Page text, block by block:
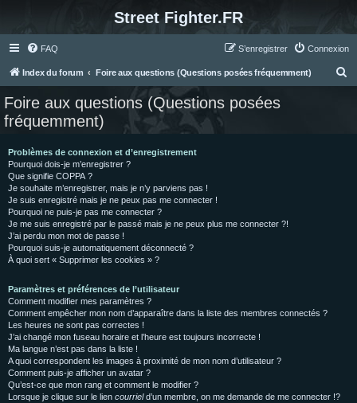
Street Fighter.FR
FAQ Connexion
S’enregistrer
Index du forum Foire aux questions (Questions posées fréquemment)
Foire aux questions (Questions posées
fréquemment)
Problèmes de connexion et d’enregistrement
Pourquoi dois-je m’enregistrer ?
Que signifie COPPA ?
Je souhaite m’enregistrer, mais je n’y parviens pas !
Je suis enregistré mais je ne peux pas me connecter !
Pourquoi ne puis-je pas me connecter ?
Je me suis enregistré par le passé mais je ne peux plus me connecter ?!
J’ai perdu mon mot de passe !
Pourquoi suis-je automatiquement déconnecté ?
À quoi sert « Supprimer les cookies » ?
Paramètres et préférences de l’utilisateur
Comment modifier mes paramètres ?
Comment empêcher mon nom d’apparaître dans la liste des membres connectés ?
Les heures ne sont pas correctes !
J’ai changé mon fuseau horaire et l’heure est toujours incorrecte !
Ma langue n’est pas dans la liste !
A quoi correspondent les images à proximité de mon nom d’utilisateur ?
Comment puis-je afficher un avatar ?
Qu’est-ce que mon rang et comment le modifier ?
Lorsque je clique sur le lien courrield’un membre, on me demande de me connecter !?